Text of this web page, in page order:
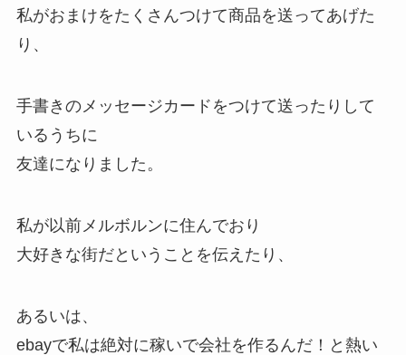
私がおまけをたくさんつけて商品を送ってあげた
り、
手書きのメッセージカードをつけて送ったりして
いるうちに
友達になりました。
私が以前メルボルンに住んでおり
大好きな街だということを伝えたり、
あるいは、
ebayで私は絶対に稼いで会社を作るんだ！と熱い